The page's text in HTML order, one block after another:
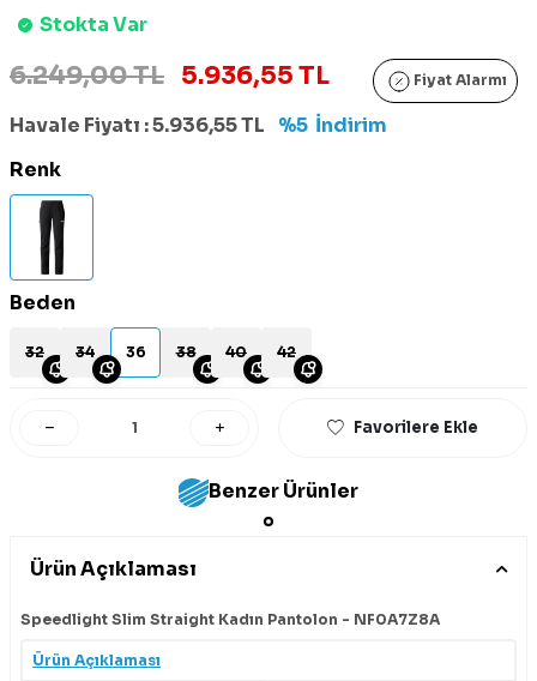
Stokta Var
6.249,00 TL 5.936,55 TL Fiyat Alarmı
Havale Fiyatı :5.936,55TL %5 İndirim
Renk
Beden
32 34 36 38 40 42
Favorilere Ekle
Benzer Ürünler
Ürün Açıklaması
Speedlight Slim Straight Kadın Pantolon - NF0A7Z8A
Ürün Açıklaması